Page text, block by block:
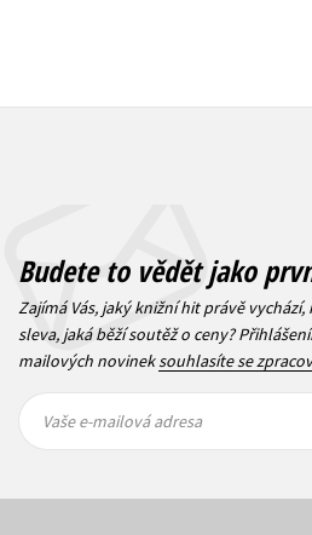
Budete to vědět jako
Zajímá Vás, jaký knižní hit právě
sleva, jaká běží soutěž o ceny?
mailových novineksouhlasíte se
mailová
mailová
Vaše e-mailová adresa